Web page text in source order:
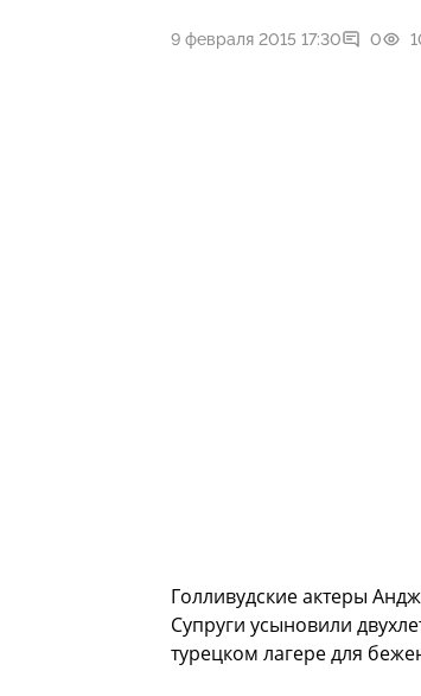
9 февраля 2015 17:30 0
Голливудские актеры
Супруги усыновили
турецком лагере для